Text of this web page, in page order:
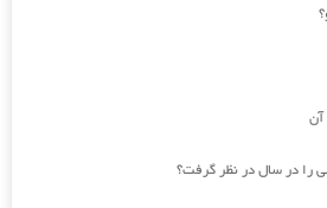
آن
را در سال در نظر گرفت؟